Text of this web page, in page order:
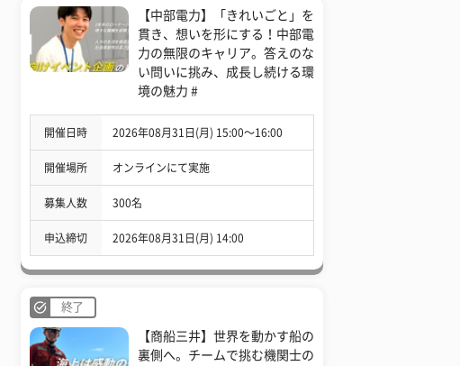
【中部電力】「きれいごと」を
貫き、想いを形にする！中部電
力の無限のキャリア。答えのな
い問いに挑み、成長し続ける環
境の魅力 #
開催日時 2026年08月31日(月) 15:00〜16:00
開催場所 オンラインにて実施
募集人数 300名
申込締切 2026年08月31日(月) 14:00
終了
【商船三井】世界を動かす船の
裏側へ。チームで挑む機関士の